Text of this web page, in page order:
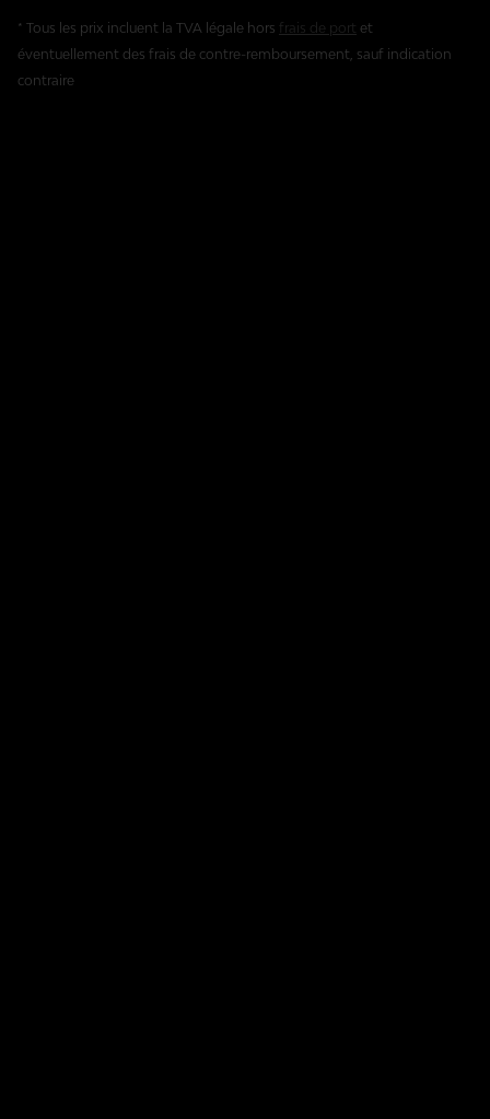
* Tous les prix incluent la TVA légale hors frais de port et
éventuellement des frais de contre-remboursement, sauf indication
contraire